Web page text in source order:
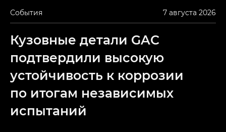
События 7 августа 2026
Кузовные детали GAC
подтвердили высокую
устойчивость к коррозии
по итогам независимых
испытаний